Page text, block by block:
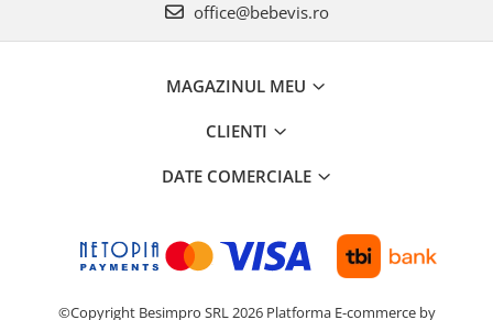
office@bebevis.ro
MAGAZINUL MEU
CLIENTI
DATE COMERCIALE
©Copyright Besimpro SRL 2026 Platforma E-commerce by